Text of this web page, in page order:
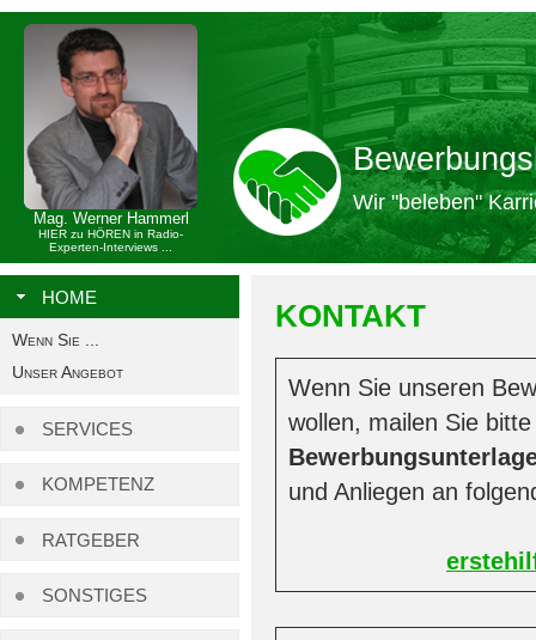
Mag. Werner Hammerl
HIER zu HÖREN in Radio-
Experten-Interviews ...
Wir "beleben"
HOME
Wenn Sie ...
Unser Angebot
SERVICES
KOMPETENZ
RATGEBER
SONSTIGES
KONTAKT
Wenn Sie unseren
wollen, mailen Sie
und Anliegen an